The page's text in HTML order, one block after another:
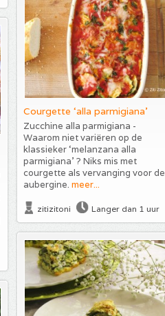
Courgette ‘alla parmigiana’
Zucchine alla parmigiana -
Waarom niet variëren op de
klassieker ‘melanzana alla
parmigiana’ ? Niks mis met
courgette als vervanging voor de
aubergine. meer...
zitizitoni Langer dan 1 uur